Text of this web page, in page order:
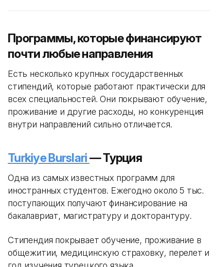
Программы, которые финансируют
почти любые направления
Есть несколько крупных государственных
стипендий, которые работают практически для
всех специальностей. Они покрывают обучение,
проживание и другие расходы, но конкуренция
внутри направлений сильно отличается.
Turkiye Burslari— Турция
Одна из самых известных программ для
иностранных студентов. Ежегодно около 5 тыс.
поступающих получают финансирование на
бакалавриат, магистратуру и докторантуру.
Стипендия покрывает обучение, проживание в
общежитии, медицинскую страховку, перелет и